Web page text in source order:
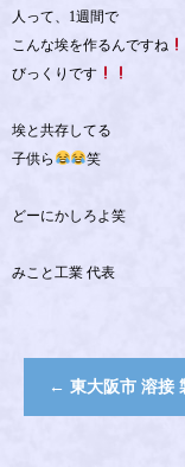
人って、1週間で
こんな埃を作るんですね
びっくりです
埃と共存してる
子供ら
笑
どーにかしろよ笑
みこと工業 代表
← 東大阪市 溶接